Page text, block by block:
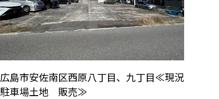
広島市安佐南区西原八丁目、九丁目≪現況
駐車場土地 販売≫